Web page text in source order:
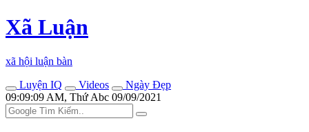
Xã Luận
xã hội luận bàn
Luyện IQ
Videos
Ngày Đẹp
09:09:09 AM, Thứ Abc 09/09/2021